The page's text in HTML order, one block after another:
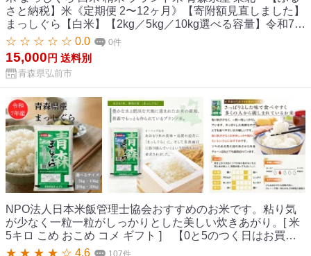
さと納税】米《定期便 2〜12ヶ月》【寄附額見直しました】
まっしぐら【白米】【2kg／5kg／10kg選べる容量】令和7年
産 青森県産 [米 まっしぐら 白米 精米 ブランド米 青森県産
東北]
☆ ☆ ☆ ☆ ☆ 0.0 0件
15,000 円 送料別
青森県弘前市
NPO法人日本米飯管理士協会おすすめのお米です。粘り気
が少なく一粒一粒がしっかりとした美しい炊きあがり。[ 米
5キロ こめ おこめ コメ ギフト ] 【0と5のつく日はお買い
得！】 米 お米 5kg 10kg 20kg 30kg まっしぐら 青森県産
★ ★ ★ ★ ☆ 4.6 107件